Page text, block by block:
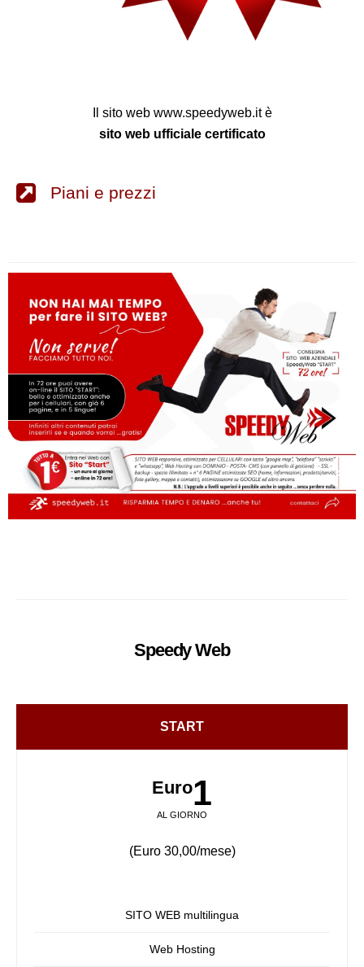
Il sito web www.speedyweb.it è
sito web ufficiale certificato
Piani e prezzi
SpeedyWeb
START
Euro1
AL GIORNO
(Euro 30,00/mese)
SITO WEB multilingua
Web Hosting